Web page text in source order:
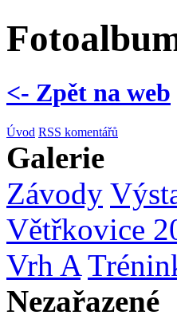
<- Zpět na web
Úvod RSS komentářů
Galerie
Závody
Větřkovice
Vrh A
Nezařazené